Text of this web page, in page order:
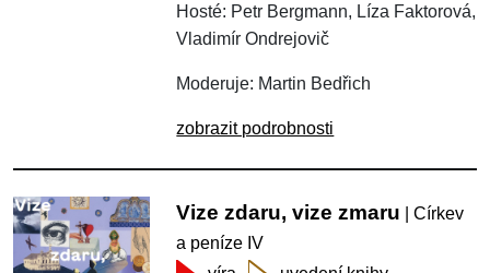
Hosté: Petr Bergmann, Líza Faktorová,
Vladimír Ondrejovič
Moderuje: Martin Bedřich
zobrazit podrobnosti
Vize zdaru, vize zmaru | Církev
a peníze IV